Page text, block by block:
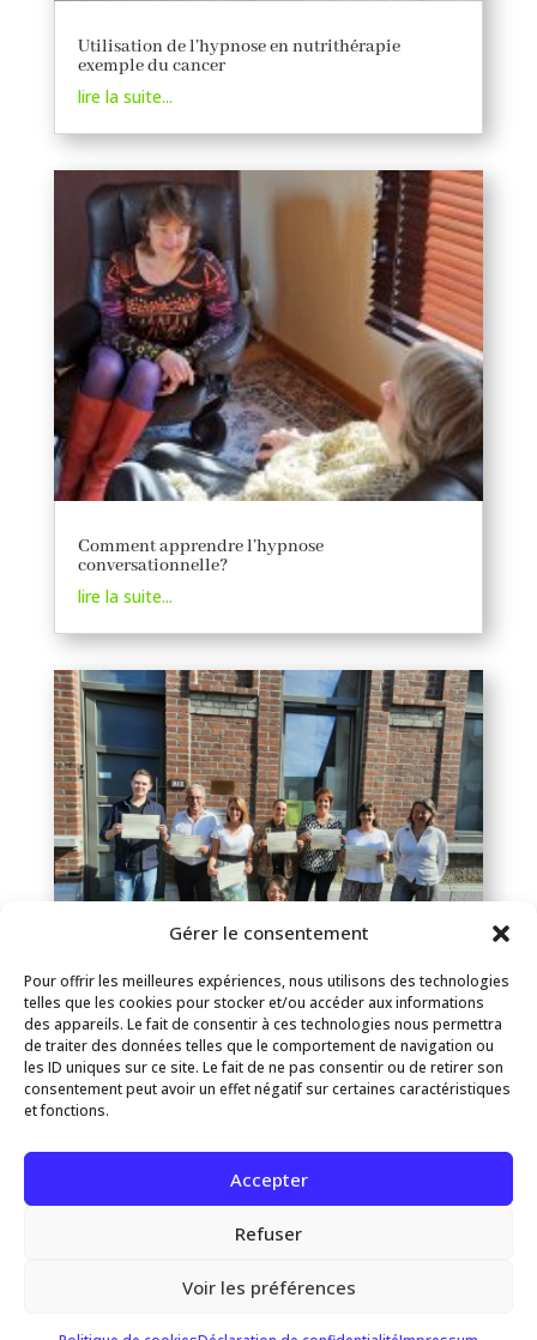
Gérer le consentement
Pour offrir les meilleures expériences, nous utilisons des technologies
telles que les cookies pour stocker et/ou accéder aux informations
des appareils. Le fait de consentir à ces technologies nous permettra
de traiter des données telles que le comportement de navigation ou
les ID uniques sur ce site. Le fait de ne pas consentir ou de retirer son
consentement peut avoir un effet négatif sur certaines caractéristiques
et fonctions.
Accepter
Refuser
Voir les préférences
Utilisation de l’hypnose en nutrithérapie
exemple du cancer
lire la suite...
Comment apprendre l’hypnose
conversationnelle?
lire la suite...
Loi sur l’hypnose en Belgique et formation
certifiante en hypnose
lire la suite...
« Entrées Plus Anciennes